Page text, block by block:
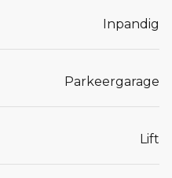
Inpandig
Parkeergarage
Lift